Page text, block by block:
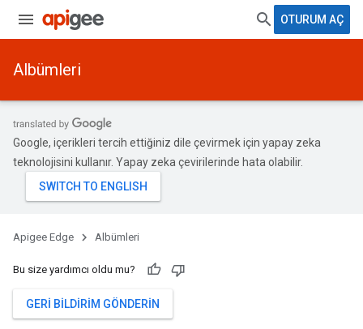
OTURUM AÇ
Albümleri
Google, içerikleri tercih ettiğiniz dile çevirmek için yapay zeka
teknolojisini kullanır. Yapay zeka çevirilerinde hata olabilir.
Apigee Edge Albümleri
Bu size yardımcı oldu mu?
GERI BILDIRIM GÖNDERIN